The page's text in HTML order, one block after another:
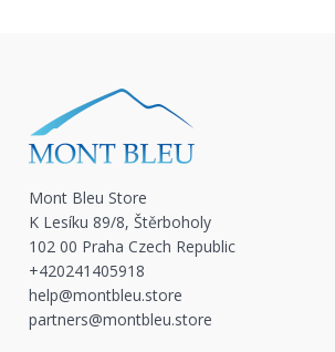
Mont Bleu Store
K Lesíku 89/8, Štěrboholy
102 00 Praha Czech Republic
+420241405918
help@montbleu.store
partners@montbleu.store